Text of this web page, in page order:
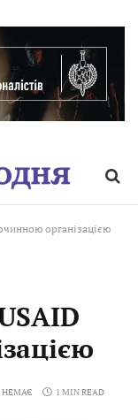
організацією
НЕМАЄ 1 MIN READ